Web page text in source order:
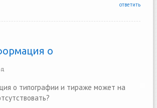
ответить
о
о типографии и тираже может на